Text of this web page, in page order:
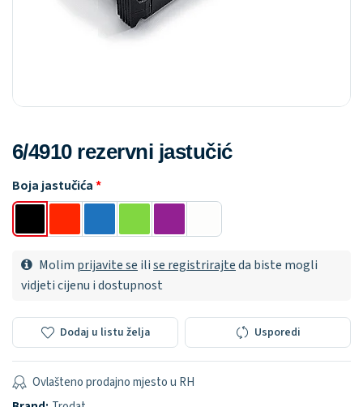
6/4910 rezervni jastučić
Boja jastučića
Molim prijavite se ilise registrirajteda biste mogli
vidjeti cijenu i dostupnost
Dodaj u listu želja Usporedi
Ovlašteno prodajno mjesto u RH